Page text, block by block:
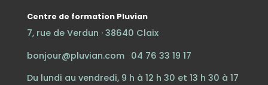
Centre de formation Pluvian
7, rue de Verdun · 38640 Claix
bonjour@pluvian.com· 04 76 33 19 17
Du lundi au vendredi, 9 h à 12 h 30 et 13 h 30 à 17